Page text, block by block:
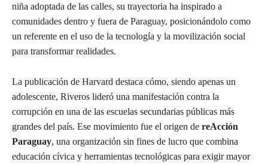
niña adoptada de las calles, su trayectoria ha inspirado a
comunidades dentro y fuera de Paraguay, posicionándolo como
un referente en el uso de la tecnología y la movilización social
para transformar realidades.
La publicación de Harvard destaca cómo, siendo apenas un
adolescente, Riveros lideró una manifestación contra la
corrupción en una de las escuelas secundarias públicas más
grandes del país. Ese movimiento fue el origen de reAcción
Paraguay, una organización sin fines de lucro que combina
educación cívica y herramientas tecnológicas para exigir mayor